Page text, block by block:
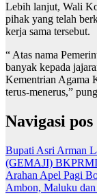
Lebih lanjut, Wali
pihak yang telah
kerja sama tersebut.
“ Atas nama
banyak kepada
Kementrian Agama
terus-menerus,”
Navigasi pos
Bupati Asri Arman
(GEMAJI)
Arahan Apel Pagi
Ambon, Maluku dan